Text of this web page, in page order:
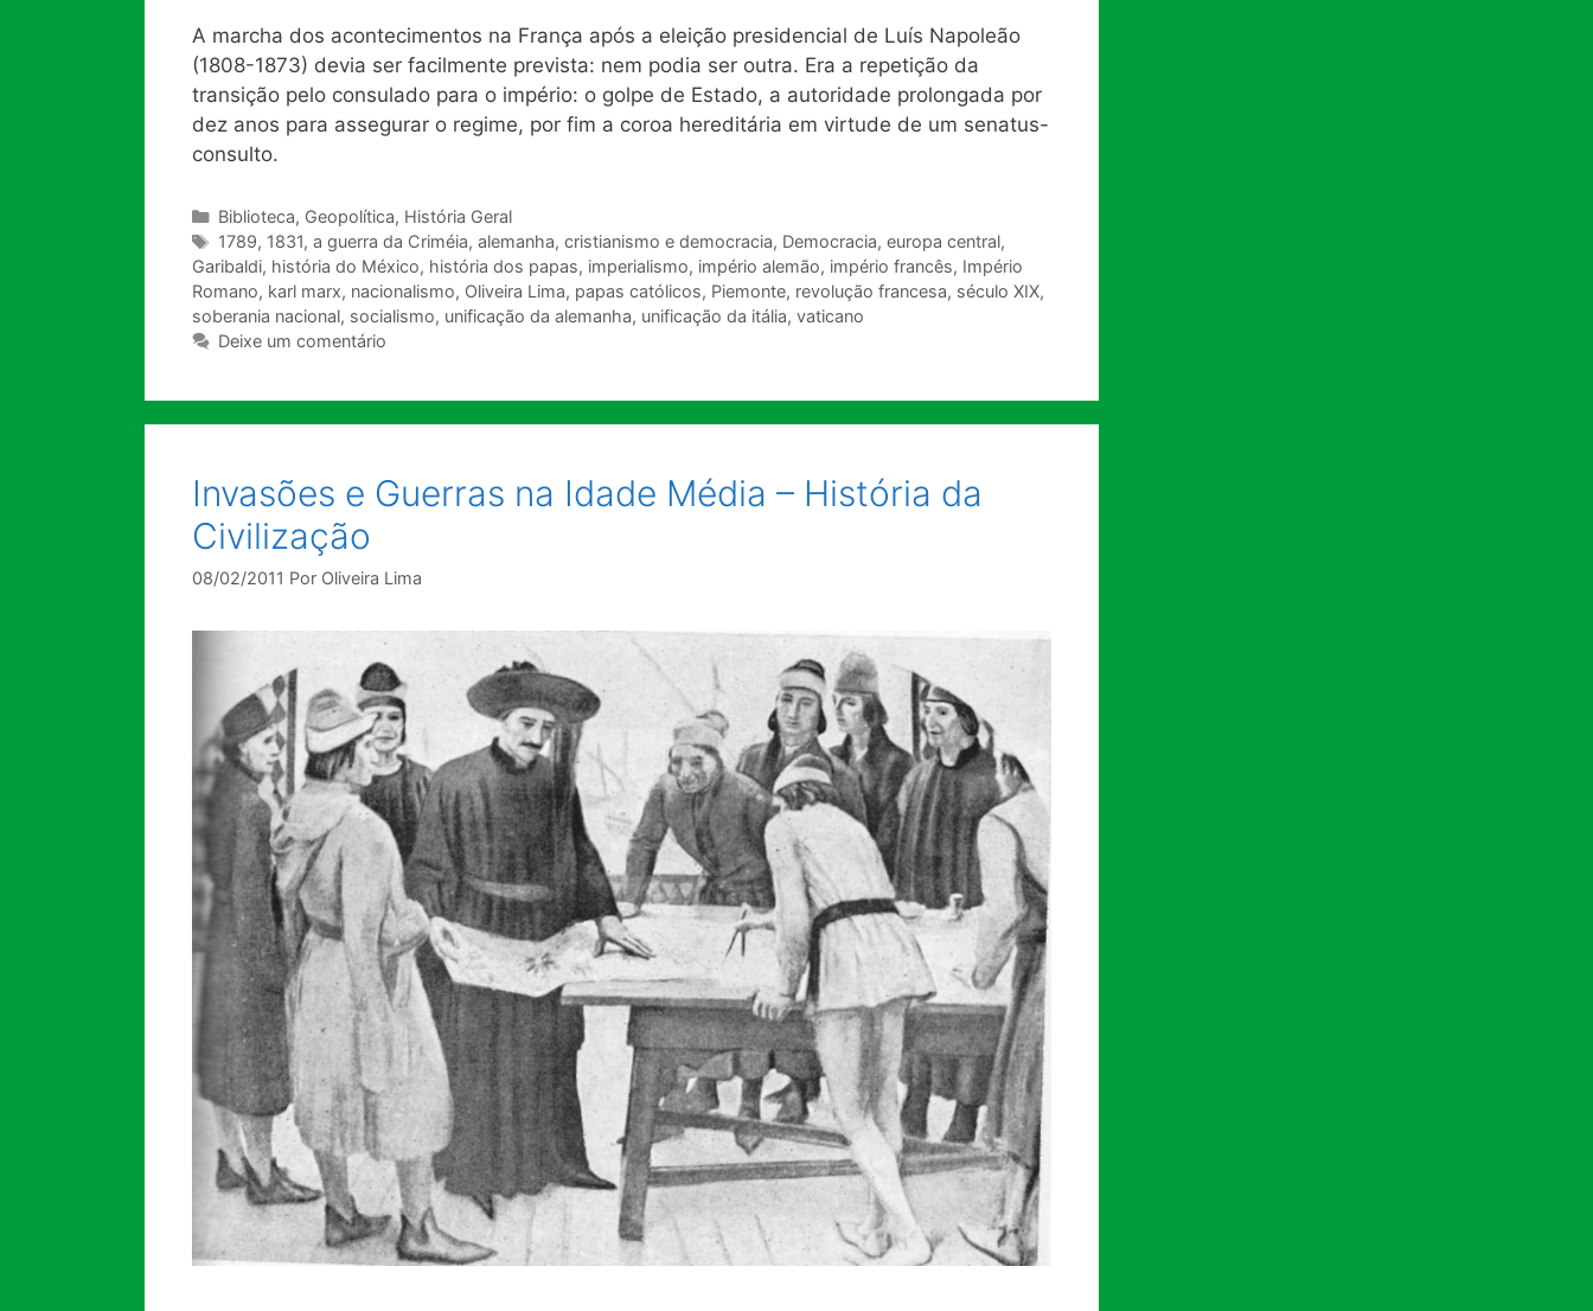
A marcha dos acontecimentos na França após a eleição presidencial de Luís Napoleão
(1808-1873) devia ser facilmente prevista: nem podia ser outra. Era a repetição da
transição pelo consulado para o império: o golpe de Estado, a autoridade prolongada por
dez anos para assegurar o regime, por fim a coroa hereditária em virtude de um senatus-
consulto.
Categorias
Biblioteca, Geopolítica, História Geral
Tags
1789, 1831, a guerra da Criméia, alemanha, cristianismo e democracia, Democracia, europa central,
Garibaldi, história do México, história dos papas, imperialismo, império alemão, império francês, Império
Romano, karl marx, nacionalismo, Oliveira Lima, papas católicos, Piemonte, revolução francesa, século XIX,
soberania nacional, socialismo, unificação da alemanha, unificação da itália, vaticano
Deixe um comentário
Invasões e Guerras na Idade Média – História da
Civilização
08/02/2011 Por Oliveira Lima